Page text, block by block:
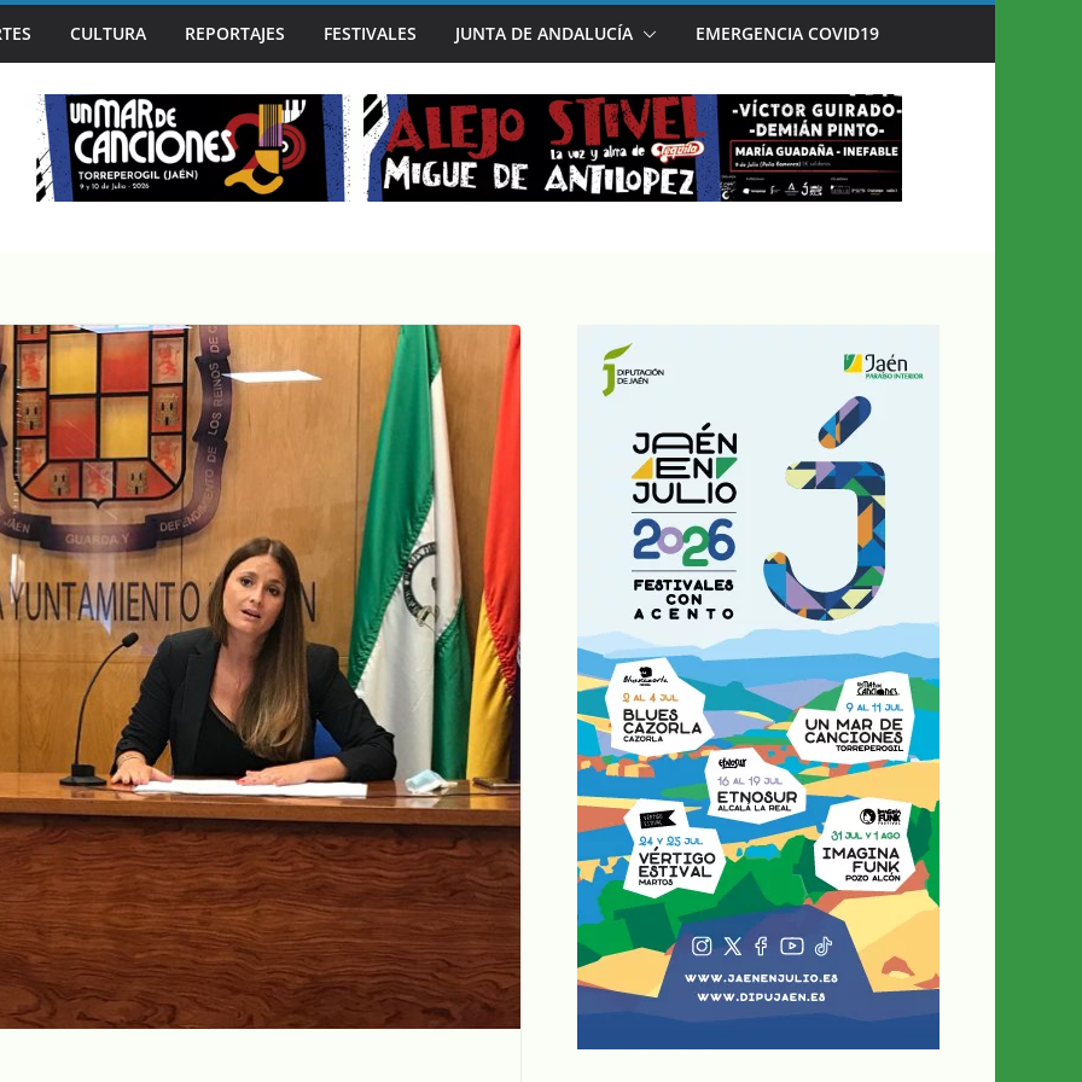
LA MANO EN UN MAR DE CANCIONES, SEGUNDA PARADA DE ‘JAÉN EN JULIO’
CULTURA REPORTAJES FESTIVALES JUNTA DE ANDALUCÍA EMERGENCIA COVID19